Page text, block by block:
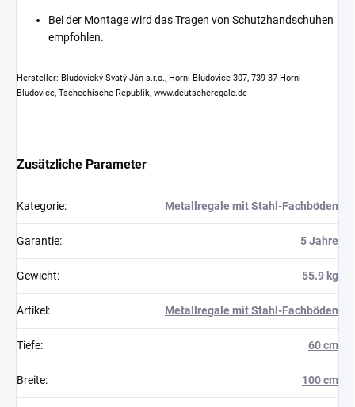
Bei der Montage wird das Tragen von Schutzhandschuhen
empfohlen.
Hersteller: Bludovický Svatý Ján s.r.o., Horní Bludovice 307, 739 37 Horní
Bludovice, Tschechische Republik, www.deutscheregale.de
Zusätzliche Parameter
Kategorie: Metallregale mit Stahl-Fachböden
Garantie: 5 Jahre
Gewicht: 55.9 kg
Artikel : Metallregale mit Stahl-Fachböden
Tiefe: 60 cm
Breite: 100 cm